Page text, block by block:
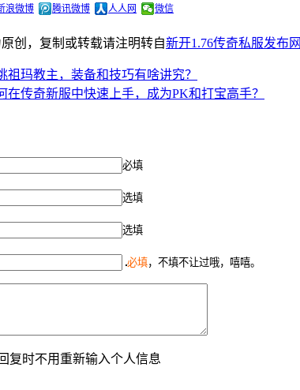
浪微博 腾讯微博 人人网 微信
创，复制或转载请注明转自新开1.76传奇私服发布网
祖玛教主，装备和技巧有啥讲究？
在传奇新服中快速上手，成为PK和打宝高手？
必填
选填
选填
必填，不填不让过哦，嘻嘻。
复时不用重新输入个人信息